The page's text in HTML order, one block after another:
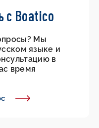
с Boatico
Мы
языке и
в
время